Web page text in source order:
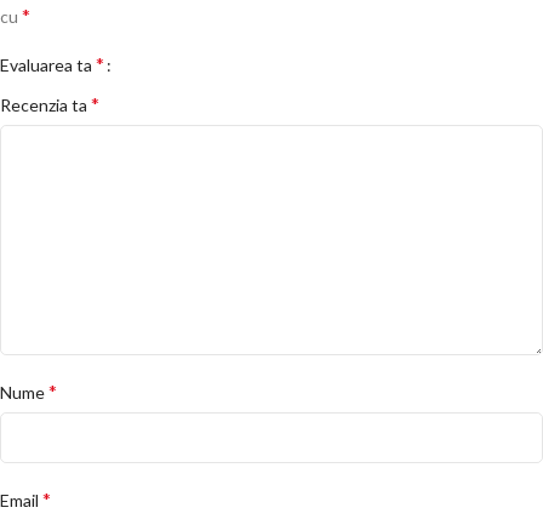
cu *
Evaluarea ta *
Recenzia ta *
Nume*
Email *